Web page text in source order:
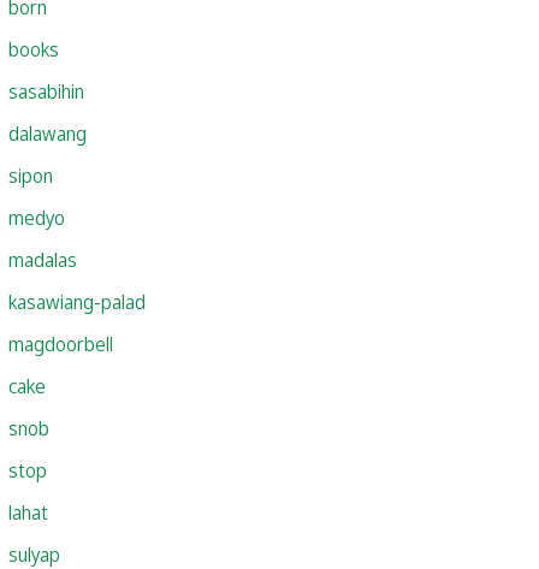
born
books
sasabihin
dalawang
sipon
medyo
madalas
kasawiang-palad
magdoorbell
cake
snob
stop
lahat
sulyap